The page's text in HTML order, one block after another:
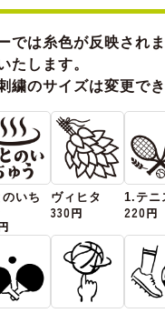
では糸色が反映され
たします。
繍のサイズは変更でき
のいち
ヴィヒタ
330円
1.テニ
220円